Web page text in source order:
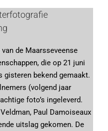
de Maarsseveense
die op 21 juni
gisteren bekend gemaakt.
(volgend jaar
foto’s ingeleverd.
Paul Damoiseaux
uitslag gekomen. De